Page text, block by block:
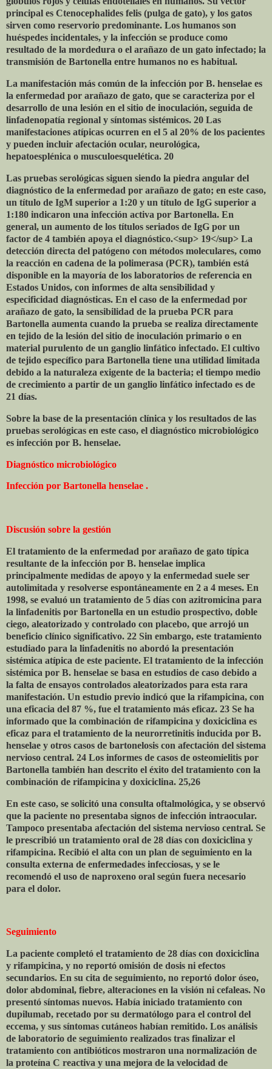
principal es Ctenocephalides felis (pulga de gato), y los gatos
sirven como reservorio predominante. Los humanos son
huéspedes incidentales, y la infección se produce como
resultado de la mordedura o el arañazo de un gato infectado; la
transmisión de Bartonella entre humanos no es habitual.
La manifestación más común de la infección por B. henselae es
la enfermedad por arañazo de gato, que se caracteriza por el
desarrollo de una lesión en el sitio de inoculación, seguida de
linfadenopatía regional y síntomas sistémicos. 20 Las
manifestaciones atípicas ocurren en el 5 al 20% de los pacientes
y pueden incluir afectación ocular, neurológica,
hepatoesplénica o musculoesquelética. 20
Las pruebas serológicas siguen siendo la piedra angular del
diagnóstico de la enfermedad por arañazo de gato; en este caso,
un título de IgM superior a 1:20 y un título de IgG superior a
1:180 indicaron una infección activa por Bartonella. En
general, un aumento de los títulos seriados de IgG por un
factor de 4 también apoya el diagnóstico.<sup> 19</sup> La
detección directa del patógeno con métodos moleculares, como
la reacción en cadena de la polimerasa (PCR), también está
disponible en la mayoría de los laboratorios de referencia en
Estados Unidos, con informes de alta sensibilidad y
especificidad diagnósticas. En el caso de la enfermedad por
arañazo de gato, la sensibilidad de la prueba PCR para
Bartonella aumenta cuando la prueba se realiza directamente
en tejido de la lesión del sitio de inoculación primario o en
material purulento de un ganglio linfático infectado. El cultivo
de tejido específico para Bartonella tiene una utilidad limitada
debido a la naturaleza exigente de la bacteria; el tiempo medio
de crecimiento a partir de un ganglio linfático infectado es de
21 días.
Sobre la base de la presentación clínica y los resultados de las
pruebas serológicas en este caso, el diagnóstico microbiológico
es infección por B. henselae.
Diagnóstico microbiológico
Infección por Bartonella henselae .
Discusión sobre la gestión
El tratamiento de la enfermedad por arañazo de gato típica
resultante de la infección por B. henselae implica
principalmente medidas de apoyo y la enfermedad suele ser
autolimitada y resolverse espontáneamente en 2 a 4 meses. En
1998, se evaluó un tratamiento de 5 días con azitromicina para
la linfadenitis por Bartonella en un estudio prospectivo, doble
ciego, aleatorizado y controlado con placebo, que arrojó un
beneficio clínico significativo. 22 Sin embargo, este tratamiento
estudiado para la linfadenitis no abordó la presentación
sistémica atípica de este paciente. El tratamiento de la infección
sistémica por B. henselae se basa en estudios de caso debido a
la falta de ensayos controlados aleatorizados para esta rara
manifestación. Un estudio previo indicó que la rifampicina, con
una eficacia del 87 %, fue el tratamiento más eficaz. 23 Se ha
informado que la combinación de rifampicina y doxiciclina es
eficaz para el tratamiento de la neurorretinitis inducida por B.
henselae y otros casos de bartonelosis con afectación del sistema
nervioso central. 24 Los informes de casos de osteomielitis por
Bartonella también han descrito el éxito del tratamiento con la
combinación de rifampicina y doxiciclina. 25,26
En este caso, se solicitó una consulta oftalmológica, y se observó
que la paciente no presentaba signos de infección intraocular.
Tampoco presentaba afectación del sistema nervioso central. Se
le prescribió un tratamiento oral de 28 días con doxiciclina y
rifampicina. Recibió el alta con un plan de seguimiento en la
consulta externa de enfermedades infecciosas, y se le
recomendó el uso de naproxeno oral según fuera necesario
para el dolor.
Seguimiento
La paciente completó el tratamiento de 28 días con doxiciclina
y rifampicina, y no reportó omisión de dosis ni efectos
secundarios. En su cita de seguimiento, no reportó dolor óseo,
dolor abdominal, fiebre, alteraciones en la visión ni cefaleas. No
presentó síntomas nuevos. Había iniciado tratamiento con
dupilumab, recetado por su dermatólogo para el control del
eccema, y ​​sus síntomas cutáneos habían remitido. Los análisis
de laboratorio de seguimiento realizados tras finalizar el
tratamiento con antibióticos mostraron una normalización de
la proteína C reactiva y una mejora de la velocidad de